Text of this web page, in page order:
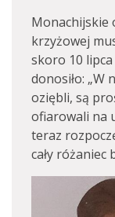
Monachijskie
krzyżowej
skoro 10
donosiło: „W
oziębli, są
ofiarowali na
teraz
cały różaniec